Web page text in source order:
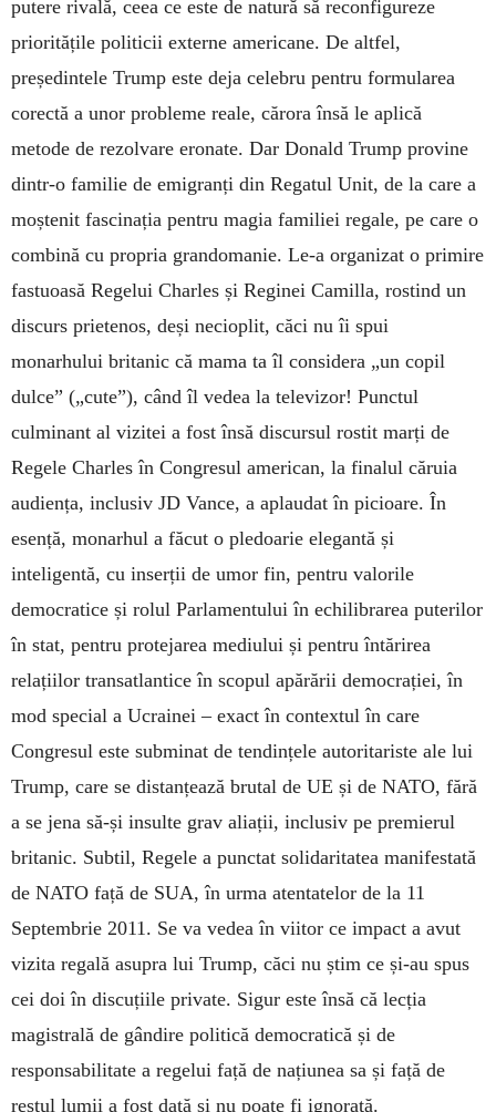
putere rivală, ceea ce este de natură să reconfigureze
prioritățile politicii externe americane. De altfel,
președintele Trump este deja celebru pentru formularea
corectă a unor probleme reale, cărora însă le aplică
metode de rezolvare eronate. Dar Donald Trump provine
dintr-o familie de emigranți din Regatul Unit, de la care a
moștenit fascinația pentru magia familiei regale, pe care o
combină cu propria grandomanie. Le-a organizat o primire
fastuoasă Regelui Charles și Reginei Camilla, rostind un
discurs prietenos, deși necioplit, căci nu îi spui
monarhului britanic că mama ta îl considera „un copil
dulce” („cute”), când îl vedea la televizor! Punctul
culminant al vizitei a fost însă discursul rostit marți de
Regele Charles în Congresul american, la finalul căruia
audiența, inclusiv ­JD Vance, a aplaudat în picioare. În
esență, monarhul a făcut o pledoarie elegantă și
inteligentă, cu inserții de umor fin, pentru valorile
democratice și rolul Parlamentului în echilibrarea puterilor
în stat, pentru protejarea mediului și pentru întărirea
relațiilor transatlantice în scopul apărării democrației, în
mod special a Ucrainei – exact în contextul în care
Congresul este subminat de tendințele autoritariste ale lui
Trump, care se distanțează brutal de UE și de NATO, fără
a se jena să-și insulte grav aliații, inclusiv pe premierul
britanic. Subtil, Regele a punctat solidaritatea manifestată
de NATO față de SUA, în urma atentatelor de la 11
Septembrie 2011. Se va vedea în viitor ce impact a avut
vizita regală asupra lui Trump, căci nu știm ce și-au spus
cei doi în discuțiile private. Sigur este însă că lecția
magistrală de gândire politică democratică și de
responsabilitate a regelui față de națiunea sa și față de
restul lumii a fost dată și nu poate fi ignorată.